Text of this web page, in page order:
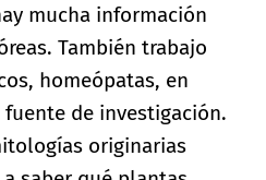
mucha información
También trabajo
homeópatas, en
de investigación.
originarias